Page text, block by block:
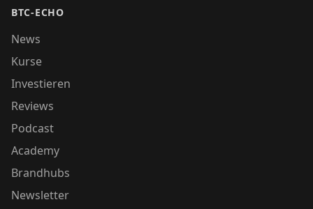
BTC-ECHO
News
Kurse
Investieren
Reviews
Podcast
Academy
Brandhubs
Newsletter